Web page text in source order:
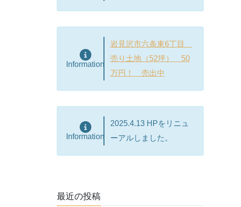
Information
岩見沢市六条東6丁目
売り土地（52坪） 50
万円！ 売出中
Information
2025.4.13 HPをリニュ
ーアルしました。
最近の投稿